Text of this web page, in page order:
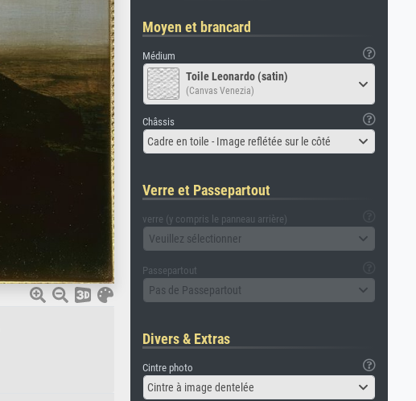
Moyen et brancard
Médium
Toile Leonardo (satin)
(Canvas Venezia)
Châssis
Cadre en toile - Image reflétée sur le côté
Verre et Passepartout
verre (y compris le panneau arrière)
Veuillez sélectionner
Passepartout
Pas de Passepartout
Divers & Extras
Cintre photo
Cintre à image dentelée